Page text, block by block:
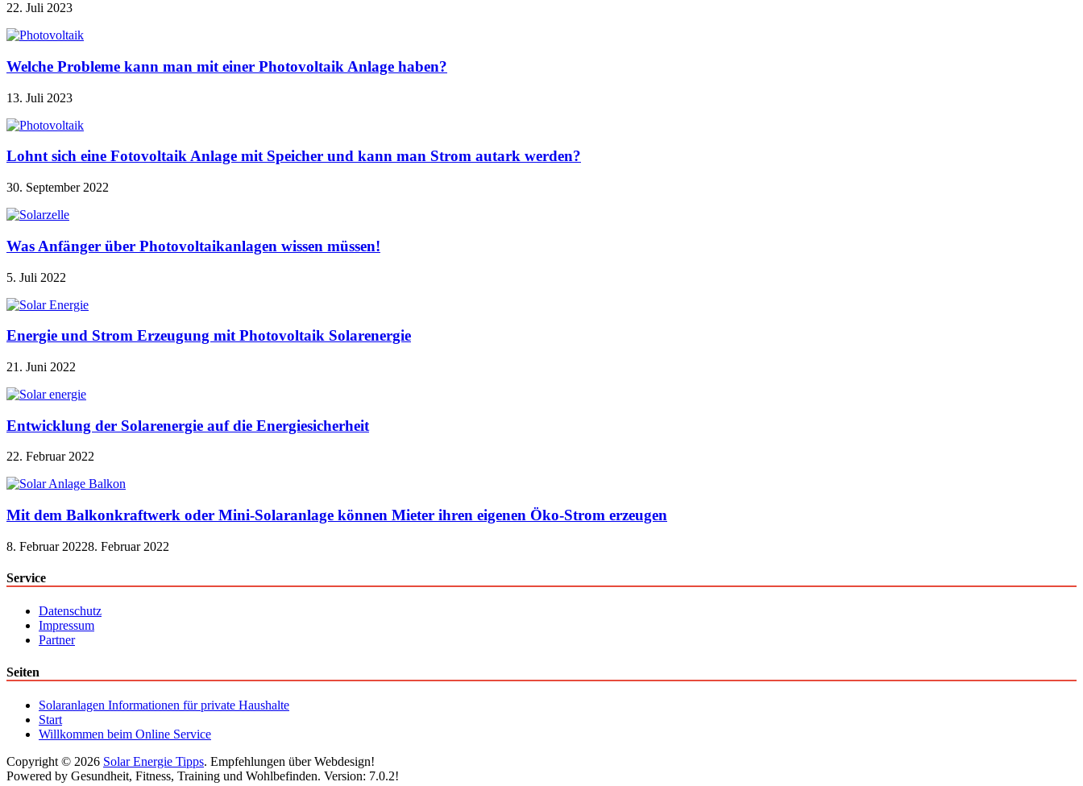
22. Juli 2023
Welche Probleme kann man mit einer Photovoltaik Anlage haben?
13. Juli 2023
Lohnt sich eine Fotovoltaik Anlage mit Speicher und kann man Strom autark werden?
30. September 2022
Was Anfänger über Photovoltaikanlagen wissen müssen!
5. Juli 2022
Energie und Strom Erzeugung mit Photovoltaik Solarenergie
21. Juni 2022
Entwicklung der Solarenergie auf die Energiesicherheit
22. Februar 2022
Mit dem Balkonkraftwerk oder Mini-Solaranlage können Mieter ihren eigenen Öko-Strom erzeugen
8. Februar 20228. Februar 2022
Service
Datenschutz
Impressum
Partner
Seiten
Solaranlagen Informationen für private Haushalte
Start
Willkommen beim Online Service
Copyright © 2026 Solar Energie Tipps. Empfehlungen über Webdesign!
Powered by Gesundheit, Fitness, Training und Wohlbefinden. Version: 7.0.2!